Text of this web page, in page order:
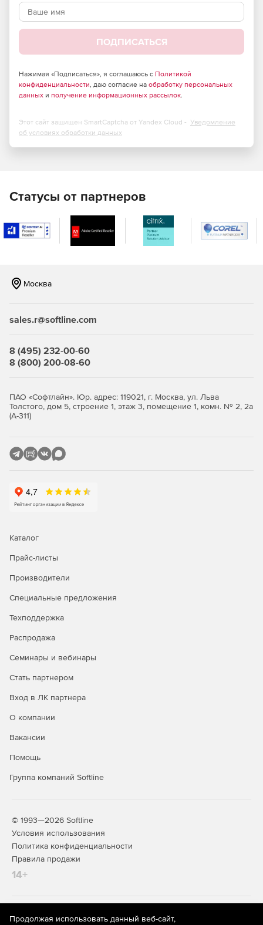
Отображение цифровых карт
Panorama Mobile работает с векторными картами
(топографическими, картами оперативной обстановки,
матричными картами.
Показ геопорталов из списка.
Комбинирование набора отображаемых цифровых
карт;
(геометрические и семантические характеристики);
Фиксация данных с GPS/ГЛОНАСС-приемника в виде
Купите ГИС Panorama Mobile и удобно работайте с
разными видами цифровых карт на мобильных
ПОДПИСАТЬСЯ
Нажимая «Подписаться», я соглашаюсь с Политикой
конфиденциальности, даю согласие на обработку персональных
данных и получение информационных рассылок.
Этот сайт защищен SmartCaptcha от Yandex Cloud - Уведомление
об условиях обработки данных
Статусы от партнеров
Москва
sales.r@softline.com
8 (495) 232-00-60
8 (800) 200-08-60
ПАО «Софтлайн». Юр. адрес: 119021, г. Москва, ул. Льва
Толстого, дом 5, строение 1, этаж 3, помещение 1, комн. № 2, 2а
(А-311)
Каталог
Прайс-листы
Производители
Специальные предложения
Техподдержка
Распродажа
Семинары и вебинары
Стать партнером
Вход в ЛК партнера
О компании
Вакансии
Помощь
Группа компаний Softline
© 1993—2026 Softline
Условия использования
Политика конфиденциальности
Правила продажи
14+
На информационном ресурсе store.softline.ru применяются
Продолжая использовать данный веб-сайт,